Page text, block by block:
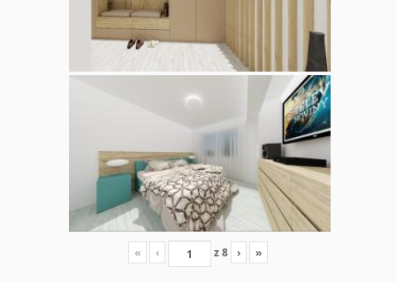
« ‹ z8 › »